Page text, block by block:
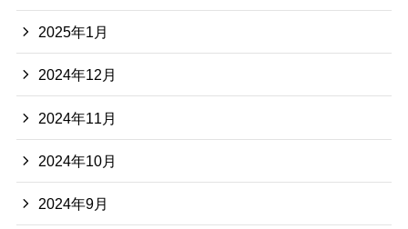
2025年1月
2024年12月
2024年11月
2024年10月
2024年9月